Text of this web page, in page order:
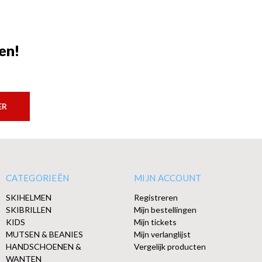
CATEGORIEËN
SKIHELMEN
SKIBRILLEN
KIDS
MUTSEN & BEANIES
HANDSCHOENEN &
WANTEN
MIJN ACCOUNT
Registreren
Mijn bestellingen
Mijn tickets
Mijn verlanglijst
Vergelijk producten